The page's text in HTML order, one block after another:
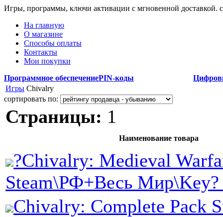
Игры, программы, ключи активации с мгновенной доставкой.
На главную
О магазине
Способы оплаты
Контакты
Мои покупки
Программное обеспечениеPIN-коды
Игры Chivalry
сортировать по:
Страницы: 1
Наименование товара
?Chivalry: Medieval
Steam\РФ+Весь Мир\Key?
Chivalry: Complete Pack